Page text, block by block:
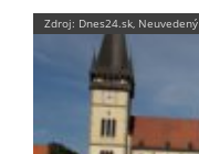
Zdroj: Dnes24.sk, Neuvedený